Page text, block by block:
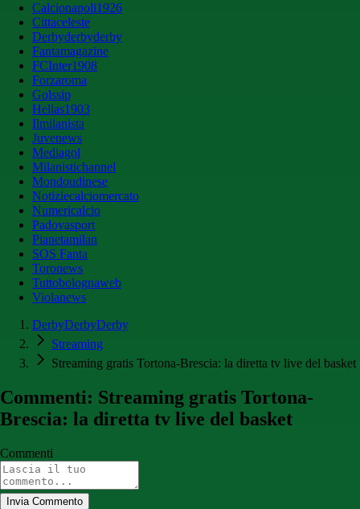
Calcionapoli1926
Cittaceleste
Derbyderbyderby
Fantamagazine
FCInter1908
Forzaroma
Golssip
Hellas1903
Ilmilanista
Juvenews
Mediagol
Milanistichannel
Mondoudinese
Notiziecalciomercato
Numericalcio
Padovasport
Pianetamilan
SOS Fanta
Toronews
Tuttobolognaweb
Violanews
DerbyDerbyDerby
Streaming
Streaming gratis Tortona-Brescia: la diretta tv live del basket
Commenti: Streaming gratis Tortona-
Brescia: la diretta tv live del basket
Commenti
Invia Commento